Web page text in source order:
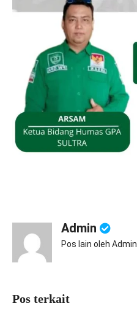
Admin
Pos lain oleh Admin
Pos terkait